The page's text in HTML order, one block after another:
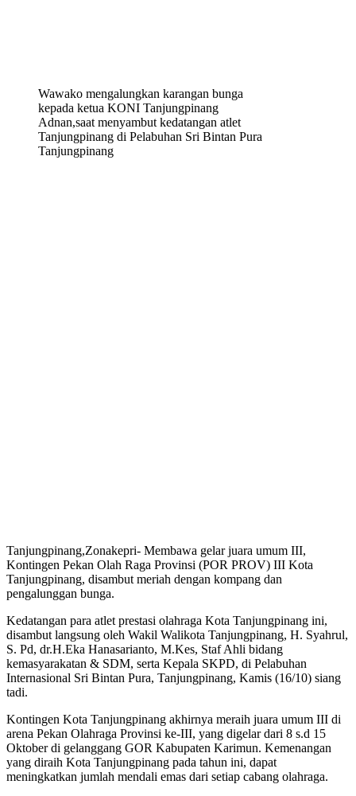
Wawako mengalungkan karangan bunga
kepada ketua KONI Tanjungpinang
Adnan,saat menyambut kedatangan atlet
Tanjungpinang di Pelabuhan Sri Bintan Pura
Tanjungpinang
Tanjungpinang,Zonakepri- Membawa gelar juara umum III,
Kontingen Pekan Olah Raga Provinsi (POR PROV) III Kota
Tanjungpinang, disambut meriah dengan kompang dan
pengalunggan bunga.
Kedatangan para atlet prestasi olahraga Kota Tanjungpinang ini,
disambut langsung oleh Wakil Walikota Tanjungpinang, H. Syahrul,
S. Pd, dr.H.Eka Hanasarianto, M.Kes, Staf Ahli bidang
kemasyarakatan & SDM, serta Kepala SKPD, di Pelabuhan
Internasional Sri Bintan Pura, Tanjungpinang, Kamis (16/10) siang
tadi.
Kontingen Kota Tanjungpinang akhirnya meraih juara umum III di
arena Pekan Olahraga Provinsi ke-III, yang digelar dari 8 s.d 15
Oktober di gelanggang GOR Kabupaten Karimun. Kemenangan
yang diraih Kota Tanjungpinang pada tahun ini, dapat
meningkatkan jumlah mendali emas dari setiap cabang olahraga.